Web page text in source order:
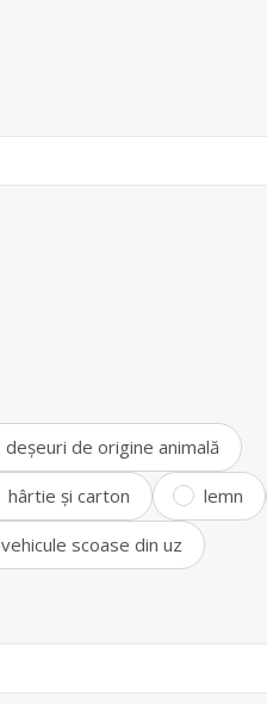
deșeuri de origine animală
hârtie și carton lemn
vehicule scoase din uz